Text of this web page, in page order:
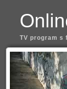
TV program s